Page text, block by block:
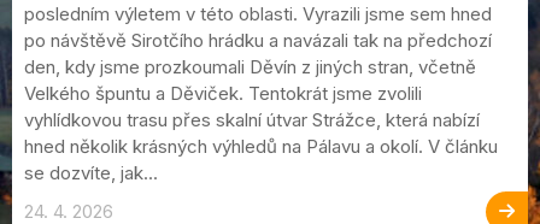
posledním výletem v této oblasti. Vyrazili jsme sem hned
po návštěvě Sirotčího hrádku a navázali tak na předchozí
den, kdy jsme prozkoumali Děvín z jiných stran, včetně
Velkého špuntu a Děviček. Tentokrát jsme zvolili
vyhlídkovou trasu přes skalní útvar Strážce, která nabízí
hned několik krásných výhledů na Pálavu a okolí. V článku
se dozvíte, jak...
24. 4. 2026